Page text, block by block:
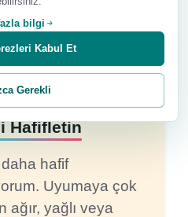
Hafifletin
hafif
Uyumaya çok
ağır, yağlı veya
bilgi
Gerekli
Kabul Et